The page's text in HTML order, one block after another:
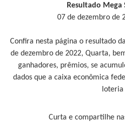
Resultado Mega
07 de dezembro de
Confira nesta página o resultado
de dezembro de 2022, Quarta,
ganhadores, prêmios, se
dados que a caixa econômica
loteria
Curta e compartilhe